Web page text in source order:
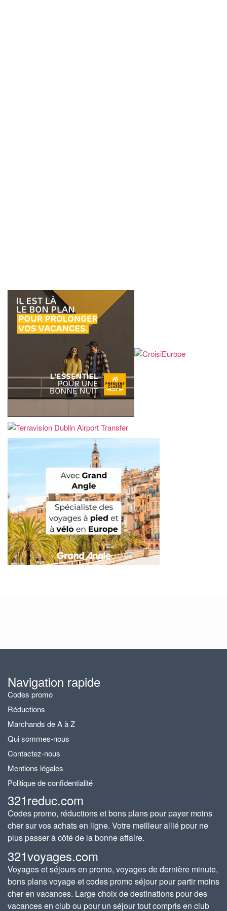
Navigation rapide
Codes promo
Réductions
Marchands de A à Z
Qui sommes-nous
Contactez-nous
Mentions légales
Politique de confidentialité
321reduc.com
Codes promo, réductions et bons plans pour payer moins
cher sur vos achats en ligne. Votre meilleur allié pour ne
plus passer à côté de la bonne affaire.
321voyages.com
Voyages et séjours en promo, voyages de dernière minute,
bons plans voyage et codes promo séjour pour partir moins
cher en vacances. Large choix de destinations pour des
vacances en club ou pour un séjour tout compris en club